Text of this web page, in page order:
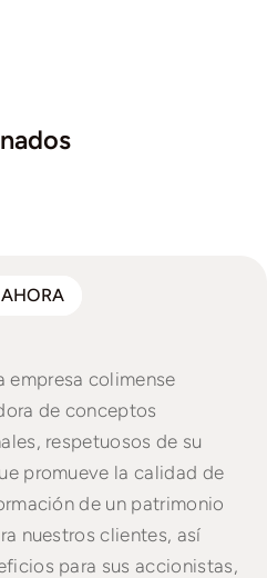
empresa colimense
de conceptos
respetuosos de su
promueve la calidad de
de un patrimonio
nuestros clientes, así
para sus accionistas,